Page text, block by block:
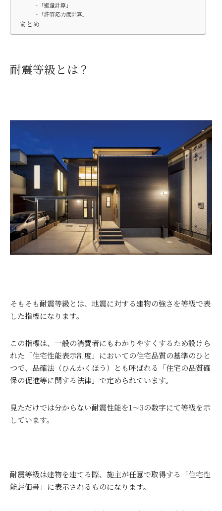
「壁量計算」
「許容応力度計算」
まとめ
耐震等級とは？
そもそも耐震等級とは、地震に対する建物の強さを等級で表
した指標になります。
この指標は、一般の消費者にもわかりやすくするため設けら
れた「住宅性能表示制度」においての住宅品質の基準のひと
つで、品確法（ひんかくほう）とも呼ばれる「住宅の品質確
保の促進等に関する法律」で定められています。
見ただけでは分からない耐震性能を1～3の数字にて等級を示
しています。
耐震等級は建物を建てる際、施主が任意で取得する「住宅性
能評価書」に表示されるものになります。